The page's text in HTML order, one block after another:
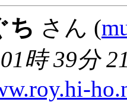
ち さん (
時 39分